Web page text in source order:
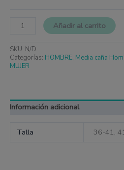
Añadir al carrito
SKU: N/D
Categorías: HOMBRE, Media caña
MUJER
Información adicional
Talla 36-41,